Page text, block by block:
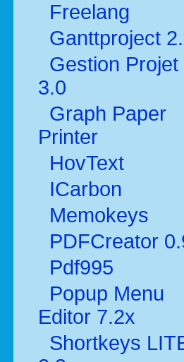
Freelang
Ganttproject
Gestion Projet
3.0
Graph Paper
Printer
HovText
ICarbon
Memokeys
PDFCreator
Pdf995
Popup Menu
Editor 7.2x
Shortkeys